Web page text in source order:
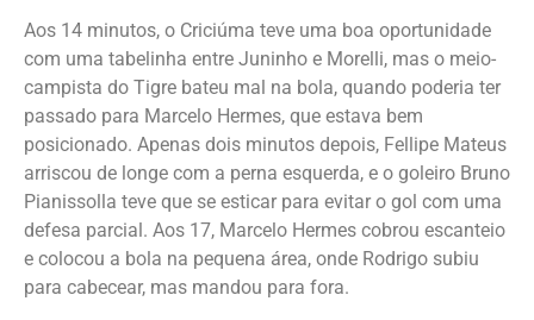
Aos 14 minutos, o Criciúma teve uma boa oportunidade
com uma tabelinha entre Juninho e Morelli, mas o meio-
campista do Tigre bateu mal na bola, quando poderia ter
passado para Marcelo Hermes, que estava bem
posicionado. Apenas dois minutos depois, Fellipe Mateus
arriscou de longe com a perna esquerda, e o goleiro Bruno
Pianissolla teve que se esticar para evitar o gol com uma
defesa parcial. Aos 17, Marcelo Hermes cobrou escanteio
e colocou a bola na pequena área, onde Rodrigo subiu
para cabecear, mas mandou para fora.